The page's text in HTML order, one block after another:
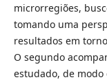
microrregiões,
tomando uma
resultados em
O segundo
estudado, de